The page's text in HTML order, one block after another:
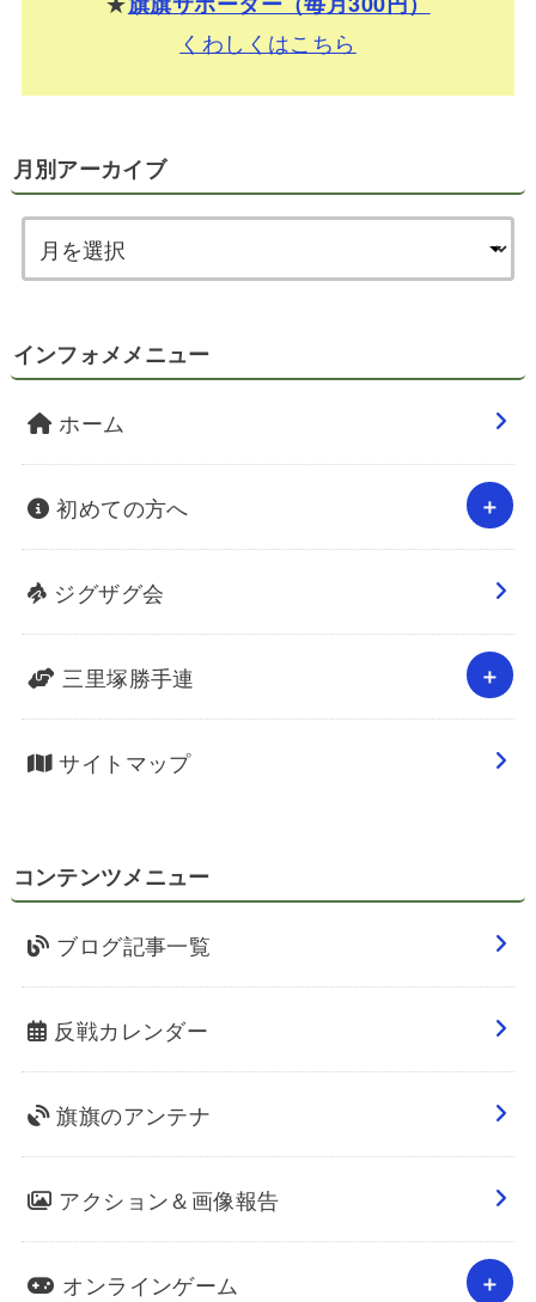
くわしくはこちら
月別アーカイブ
インフォメメニュー
ホーム
初めての方へ
ジグザグ会
三里塚勝手連
サイトマップ
コンテンツメニュー
ブログ記事一覧
反戦カレンダー
旗旗のアンテナ
アクション＆画像報告
オンラインゲーム